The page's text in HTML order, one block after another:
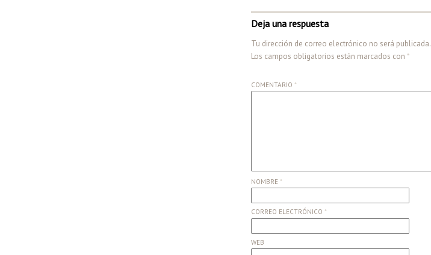
Deja una respuesta
Tu dirección de correo electrónico no será publicada.
Los campos obligatorios están marcados con *
COMENTARIO *
NOMBRE *
CORREO ELECTRÓNICO *
WEB